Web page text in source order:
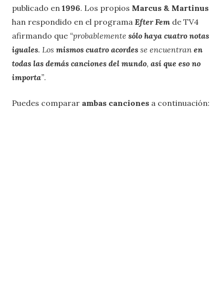
publicado en 1996. Los propios Marcus & Martinus
han respondido en el programa Efter Fem de TV4
afirmando que “probablemente sólo haya cuatro notas
iguales. Los mismos cuatro acordes se encuentran en
todas las demás canciones del mundo, así que eso no
importa”.
Puedes comparar ambas canciones a continuación: